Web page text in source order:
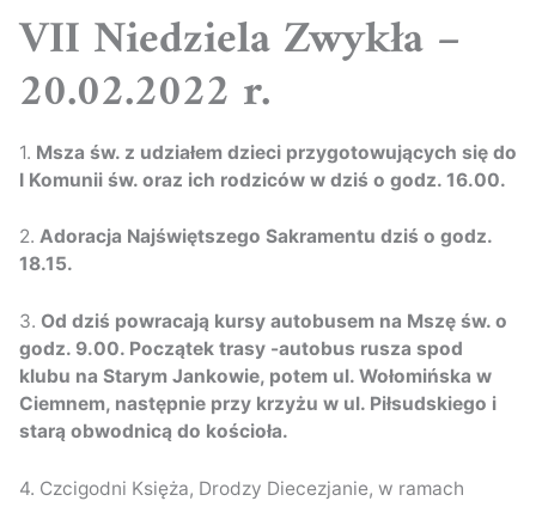
VII Niedziela Zwykła –
20.02.2022 r.
1. Msza św. z udziałem dzieci przygotowujących się do
I Komunii św. oraz ich rodziców w dziś o godz. 16.00.
2. Adoracja Najświętszego Sakramentu dziś o godz.
18.15.
3. Od dziś powracają kursy autobusem na Mszę św. o
godz. 9.00. Początek trasy -autobus rusza spod
klubu na Starym Jankowie, potem ul. Wołomińska w
Ciemnem, następnie przy krzyżu w ul. Piłsudskiego i
starą obwodnicą do kościoła.
4. Czcigodni Księża, Drodzy Diecezjanie, w ramach